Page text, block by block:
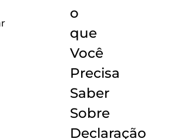
o
que
Você
Precisa
Saber
Sobre
Declaração